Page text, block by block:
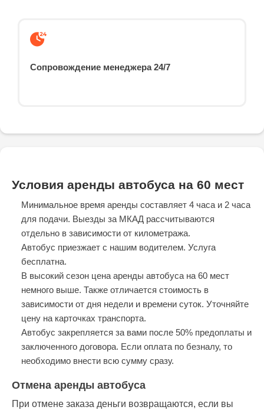
Сопровождение менеджера 24/7
Условия аренды автобуса на 60 мест
Минимальное время аренды составляет 4 часа и 2 часа
для подачи. Выезды за МКАД рассчитываются
отдельно в зависимости от километража.
Автобус приезжает с нашим водителем. Услуга
бесплатна.
В высокий сезон цена аренды автобуса на 60 мест
немного выше. Также отличается стоимость в
зависимости от дня недели и времени суток. Уточняйте
цену на карточках транспорта.
Автобус закрепляется за вами после 50% предоплаты и
заключенного договора. Если оплата по безналу, то
необходимо внести всю сумму сразу.
Отмена аренды автобуса
При отмене заказа деньги возвращаются, если вы